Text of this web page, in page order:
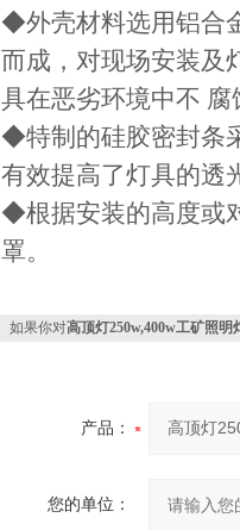
◆外壳材料选用铝合
而成，对现场安装及
具在恶劣环境中不
◆特制的硅胶密封条
有效提高了灯具的透
◆根据安装的高度或
罩。
如果你对高顶灯250w,400w工矿照明
产品：
您的单位：